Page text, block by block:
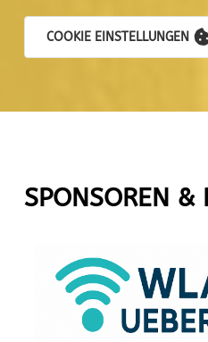
COOKIE EINSTELLUNGEN
SPONSOREN &